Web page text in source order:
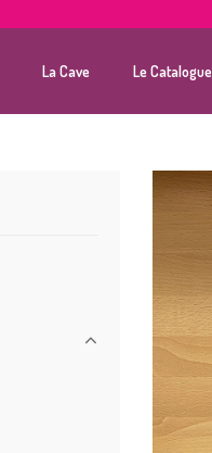
La Cave Le Catalogue